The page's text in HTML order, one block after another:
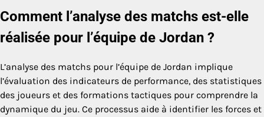
Comment l’analyse des matchs est-elle
réalisée pour l’équipe de Jordan ?
L’analyse des matchs pour l’équipe de Jordan implique
l’évaluation des indicateurs de performance, des statistiques
des joueurs et des formations tactiques pour comprendre la
dynamique du jeu. Ce processus aide à identifier les forces et